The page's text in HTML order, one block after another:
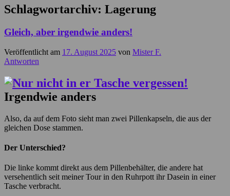
Schlagwortarchiv: Lagerung
Gleich, aber irgendwie anders!
Veröffentlicht am 17. August 2025 von Mister F.
Antworten
Irgendwie anders
Also, da auf dem Foto sieht man zwei Pillenkapseln, die aus der
gleichen Dose stammen.
Der Unterschied?
Die linke kommt direkt aus dem Pillenbehälter, die andere hat
versehentlich seit meiner Tour in den Ruhrpott ihr Dasein in einer
Tasche verbracht.